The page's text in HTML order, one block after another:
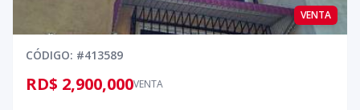
VENTA
CÓDIGO: #413589
VENTA
RD$ 2,900,000